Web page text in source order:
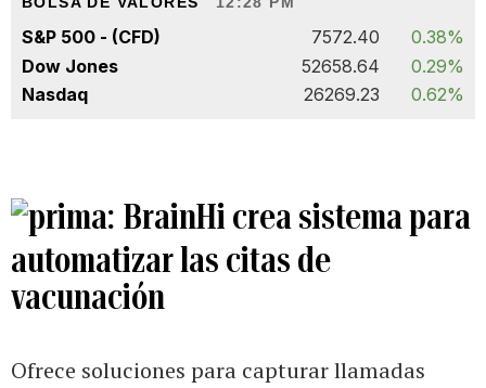
S&P 500 - (CFD) 7572.40
0.38%
Dow Jones
52658.64
0.29%
Nasdaq
26269.23 0.62%
BrainHi crea sistema para
automatizar las citas de
vacunación
Ofrece soluciones para capturar llamadas